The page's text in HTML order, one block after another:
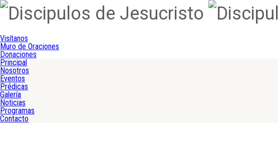
Visítanos
Muro de Oraciones
Donaciones
Principal
Nosotros
Eventos
Prédicas
Galería
Noticias
Programas
Contacto